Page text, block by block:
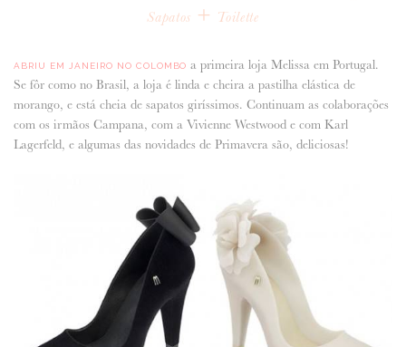
ENTREVISTAS
CASAVA-ME AQUI!
FORNECEDORES RECOMENDADOS
ANUNCIE CONNOSCO
Sapatos + Toilette
ABRIU EM JANEIRO NO COLOMBO a primeira loja Melissa em Portugal.
Se fôr como no Brasil, a loja é linda e cheira a pastilha elástica de
morango, e está cheia de sapatos giríssimos. Continuam as colaborações
com os irmãos Campana, com a Vivienne Westwood e com Karl
Lagerfeld, e algumas das novidades de Primavera são, deliciosas!